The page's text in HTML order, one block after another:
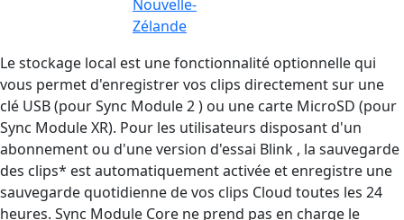
Nouvelle-
Zélande
Le stockage local est une fonctionnalité optionnelle qui
vous permet d'enregistrer vos clips directement sur une
clé USB (pour Sync Module 2 ) ou une carte MicroSD (pour
Sync Module XR). Pour les utilisateurs disposant d'un
abonnement ou d'une version d'essai Blink , la sauvegarde
des clips* est automatiquement activée et enregistre une
sauvegarde quotidienne de vos clips Cloud toutes les 24
heures. Sync Module Core ne prend pas en charge le